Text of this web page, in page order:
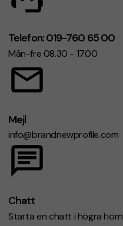
Telefon: 019-760 65 00
Mån-fre 08.30 - 17.00
Mejl
info@brandnewprofile.com
Chatt
Starta en chatt i högra